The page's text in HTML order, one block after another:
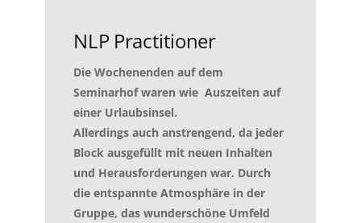
NLP Practitioner
Die Wochenenden auf dem
Seminarhof waren wie Auszeiten auf
einer Urlaubsinsel.
Allerdings auch anstrengend, da jeder
Block ausgefüllt mit neuen Inhalten
und Herausforderungen war. Durch
die entspannte Atmosphäre in der
Gruppe, das wunderschöne Umfeld